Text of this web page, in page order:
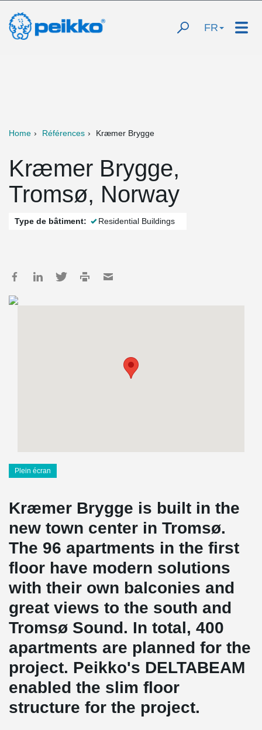
FR
Home Références Kræmer Brygge
Kræmer Brygge,
Tromsø, Norway
Type de bâtiment: Residential Buildings
Plein écran
Kræmer Brygge is built in the
new town center in Tromsø.
The 96 apartments in the first
floor have modern solutions
with their own balconies and
great views to the south and
Tromsø Sound. In total, 400
apartments are planned for the
project. Peikko's DELTABEAM
enabled the slim floor
structure for the project.